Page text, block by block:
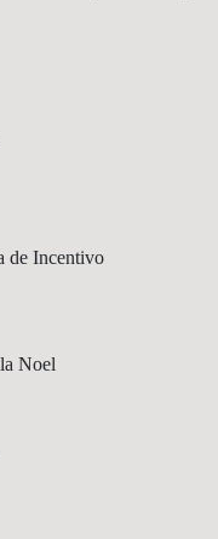
de Incentivo
Noel